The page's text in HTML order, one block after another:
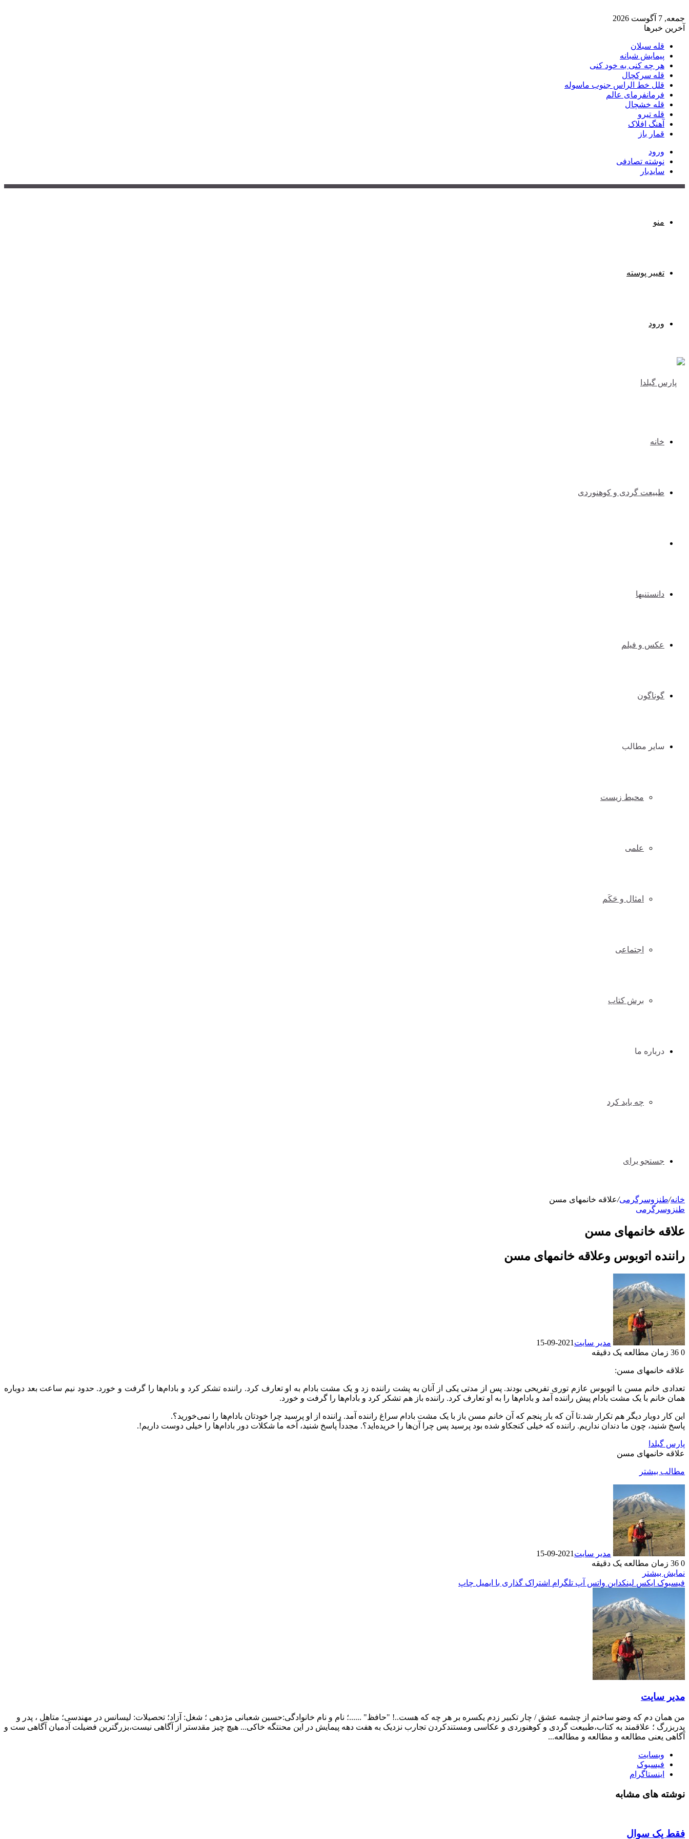
جمعه, 7 آگوست 2026
آخرین خبرها
قله سبلان
پیمایش شبانه
هر چه کنی به خود کنی
قله سرکچال
قلل خط الراس جنوب ماسوله
فرمانفرمای عالم
قله خشچال
قله تیرو
آهنگ افلاک
قمار باز
ورود
نوشته تصادفی
سایدبار
منو
تغییر پوسته
ورود
خانه
طبیعت گردی و کوهنوردی
دانستنیها
عکس و فیلم
گوناگون
سایر مطالب
محیط زیست
علمی
امثال و حَکَم
اجتماعی
برش کتاب
درباره ما
چه باید کرد
جستجو برای
خانه/طنزوسرگرمی/علاقه خانمهای مسن
طنزوسرگرمی
علاقه خانمهای مسن
راننده اتوبوس وعلاقه خانمهای مسن
مدیر سایت 2021-09-15
0
زمان مطالعه یک دقیقه
علاقه خانمهای مسن:
تعدادى خانم مسن با اتوبوس عازم تورى تفریحى بودند. پس از مدتى یکى از آنان به پشت راننده زد و یک مشت بادام به او تعارف کرد. راننده تشکر کرد و بادام‌ها را گرفت و خورد. حدود نیم ساعت بعد دوباره
همان خانم با یک مشت بادام پیش راننده آمد و بادام‌ها را به او تعارف کرد. راننده باز هم تشکر کرد و بادام‌ها را گرفت و خورد.
این کار دوبار دیگر هم تکرار شد.تا آن که بار پنجم که آن خانم مسن باز با یک مشت بادام سراغ راننده آمد. راننده از او پرسید چرا خودتان بادام‌ها را نمى‌خورید؟.
پاسخ شنيد، چون ما دندان نداریم. راننده که خیلى کنجکاو شده بود پرسید پس چرا آن‌ها را خریده‌اید؟. مجدداً پاسخ شنيد، آخه ما شکلات دور بادام‌ها را خیلى دوست داریم!.
پارس گیلدا
علاقه خانمهای مسن
مطالب بیشتر
مدیر سایت 2021-09-15
0
زمان مطالعه یک دقیقه
نمایش بیشتر
فیسبوک ایکس لینکداین واتس آپ تلگرام اشتراک گذاری با ایمیل چاپ
مدیر سایت
من همان دم که وضو ساختم از چشمه عشق / چار تکبیر زدم یکسره بر هر چه که هست..! "حافظ" ......؛ نام و نام خانوادگی:حسین شعبانی مژدهی ؛ شغل: آزاد؛ تحصیلات: لیسانس در مهندسی؛ متاهل ، پدر و
پدربزرگ ؛ علاقمند به کتاب،طبیعت گردی و کوهنوردی و عکاسی ومستندکردن تجارب نزدیک به هفت دهه پیمایش در این محنتگه خاکی... هیچ چیز مقدستر از آگاهی نیست،بزرگترین فضیلت آدمیان آگاهی ست و
آگاهی یعنی مطالعه و مطالعه و مطالعه...
وبسایت
فیسبوک
اینستاگرام
نوشته های مشابه
فقط یک سوال